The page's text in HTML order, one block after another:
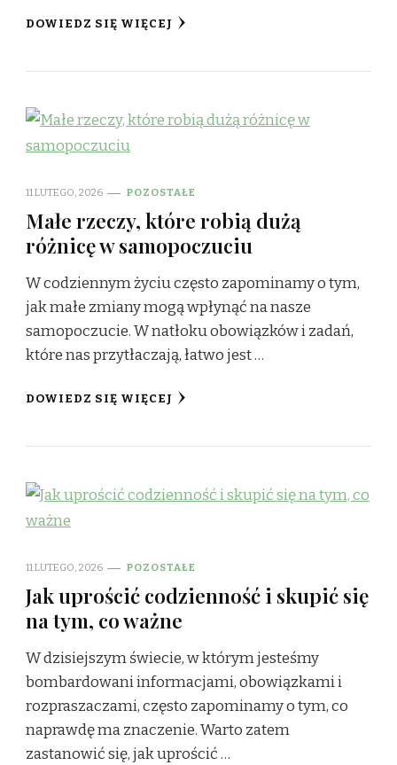
DOWIEDZ SIĘ WIĘCEJ
11 LUTEGO, 2026 POZOSTAŁE
Małe rzeczy, które robią dużą
różnicę w samopoczuciu
W codziennym życiu często zapominamy o tym,
jak małe zmiany mogą wpłynąć na nasze
samopoczucie. W natłoku obowiązków i zadań,
które nas przytłaczają, łatwo jest …
DOWIEDZ SIĘ WIĘCEJ
11 LUTEGO, 2026 POZOSTAŁE
Jak uprościć codzienność i skupić się
na tym, co ważne
W dzisiejszym świecie, w którym jesteśmy
bombardowani informacjami, obowiązkami i
rozpraszaczami, często zapominamy o tym, co
naprawdę ma znaczenie. Warto zatem
zastanowić się, jak uprościć …